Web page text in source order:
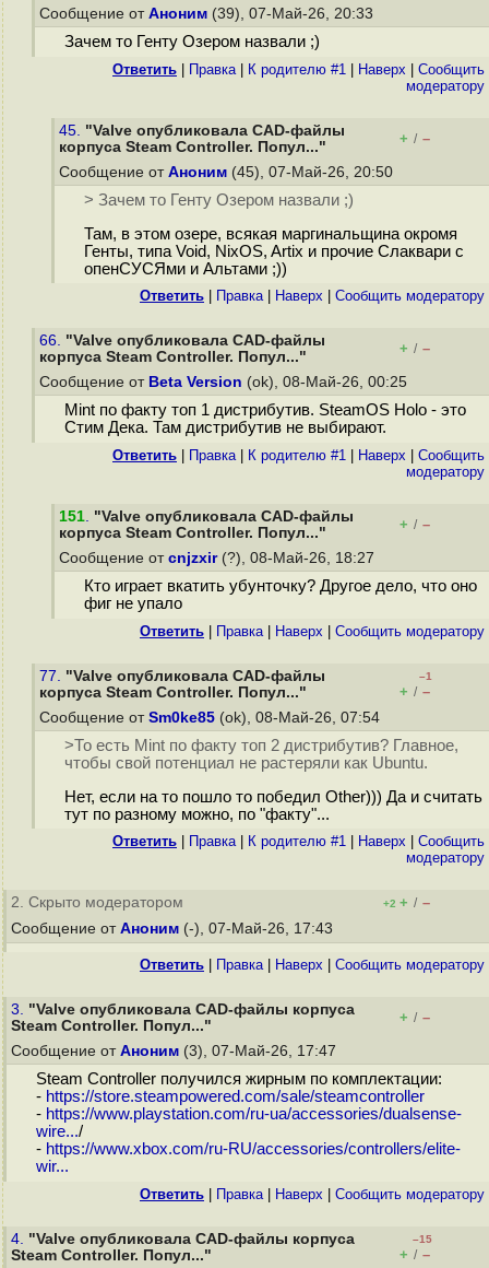
Сообщение от Аноним (39), 07-Май-26, 20:33
Зачем то Генту Озером назвали ;)
Ответить Правка| К родителю #1 Наверх
Cообщить
модератору
45. "Valve опубликовала CAD-файлы
корпуса Steam Controller. Попул..."
+ / –
Сообщение от Аноним (45), 07-Май-26, 20:50
> Зачем то Генту Озером назвали ;)
Там, в этом озере, всякая маргинальщина окромя
Генты, типа Void, NixOS, Artix и прочие Слаквари с
опенСУСЯми и Альтами ;))
Ответить Правка| Наверх Cообщить модератору
66. "Valve опубликовала CAD-файлы
корпуса Steam Controller. Попул..."
+ / –
Сообщение от Beta Version (ok), 08-Май-26, 00:25
Mint по факту топ 1 дистрибутив. SteamOS Holo - это
Стим Дека. Там дистрибутив не выбирают.
Ответить Правка| К родителю #1 Наверх
Cообщить
модератору
151. "Valve опубликовала CAD-файлы
корпуса Steam Controller. Попул..."
+ / –
Сообщение от cnjzxir(?), 08-Май-26, 18:27
Кто играет вкатить убунточку? Другое дело, что оно
фиг не упало
Ответить Правка| Наверх Cообщить модератору
77. "Valve опубликовала CAD-файлы
корпуса Steam Controller. Попул..."
–1
+ / –
Сообщение от Sm0ke85 (ok), 08-Май-26, 07:54
>То есть Mint по факту топ 2 дистрибутив? Главное,
чтобы свой потенциал не растеряли как Ubuntu.
Нет, если на то пошло то победил Other))) Да и считать
тут по разному можно, по "факту"...
Ответить Правка| К родителю #1 Наверх
Cообщить
модератору
2. Скрыто модератором +2 + / –
Сообщение от Аноним (-), 07-Май-26, 17:43
Ответить Правка| Наверх Cообщить модератору
3. "Valve опубликовала CAD-файлы корпуса
Steam Controller. Попул..."
+ / –
Сообщение от Аноним (3), 07-Май-26, 17:47
Steam Controller получился жирным по комплектации:
- https://store.steampowered.com/sale/steamcontroller
- https://www.playstation.com/ru-ua/accessories/dualsense-
wire.../
- https://www.xbox.com/ru-RU/accessories/controllers/elite-
wir...
Ответить Правка| Наверх Cообщить модератору
4. "Valve опубликовала CAD-файлы корпуса
Steam Controller. Попул..."
–15
+ / –